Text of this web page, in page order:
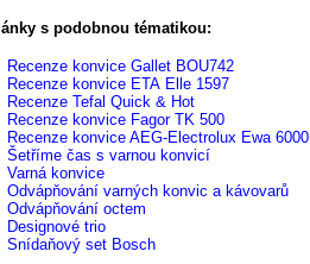
s podobnou tématikou:
Recenze konvice Gallet BOU742
Recenze konvice ETA Elle 1597
Recenze Tefal Quick & Hot
Recenze konvice Fagor TK 500
Recenze konvice AEG-Electrolux Ewa 6000
Šetříme čas s varnou konvicí
Varná konvice
Odvápňování varných konvic a kávovarů
Odvápňování octem
Designové trio
Snídaňový set Bosch